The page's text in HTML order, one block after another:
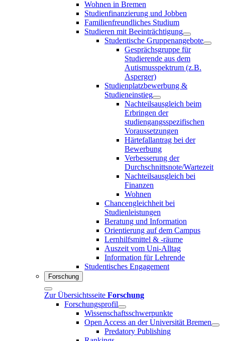
Wohnen in Bremen
Studienfinanzierung und Jobben
Familienfreundliches Studium
Studieren mit Beeinträchtigung
Studentische Gruppenangebote
Gesprächsgruppe für
Studierende aus dem
Autismusspektrum (z.B.
Asperger)
Studienplatzbewerbung &
Studieneinstieg
Nachteilsausgleich beim
Erbringen der
studiengangsspezifischen
Voraussetzungen
Härtefallantrag bei der
Bewerbung
Verbesserung der
Durchschnittsnote/Wartezeit
Nachteilsausgleich bei
Finanzen
Wohnen
Chancengleichheit bei
Studienleistungen
Beratung und Information
Orientierung auf dem Campus
Lernhilfsmittel & -räume
Auszeit vom Uni-Alltag
Information für Lehrende
Studentisches Engagement
Forschung
Zur Übersichtsseite Forschung
Forschungsprofil
Wissenschaftsschwerpunkte
Open Access an der Universität Bremen
Predatory Publishing